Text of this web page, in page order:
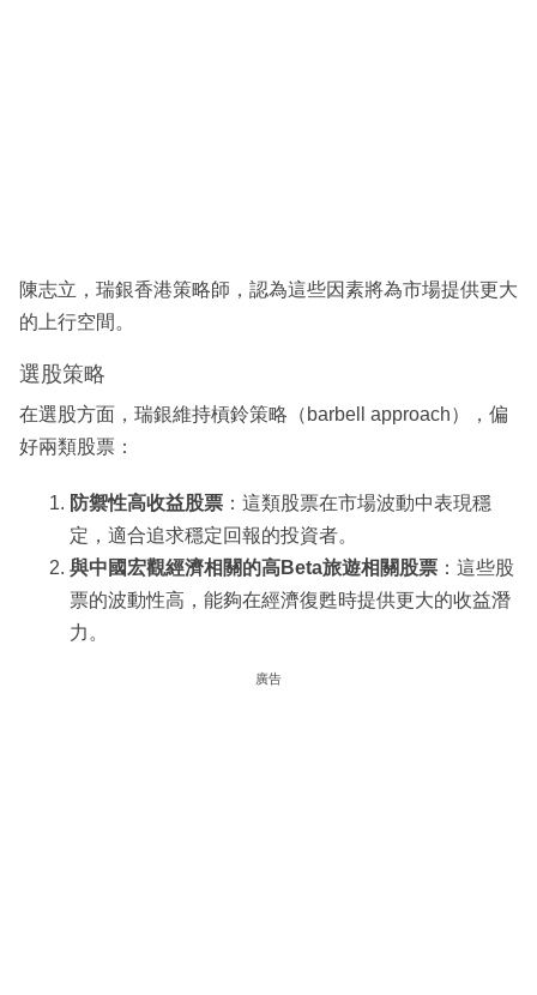
陳志立，瑞銀香港策略師，認為這些因素將為市場提供更大
的上行空間。
選股策略
在選股方面，瑞銀維持槓鈴策略（barbell approach），偏
好兩類股票：
防禦性高收益股票 ：這類股票在市場波動中表現穩
定，適合追求穩定回報的投資者。
與中國宏觀經濟相關的高Beta旅遊相關股票 ：這些股
票的波動性高，能夠在經濟復甦時提供更大的收益潛
力。
廣告